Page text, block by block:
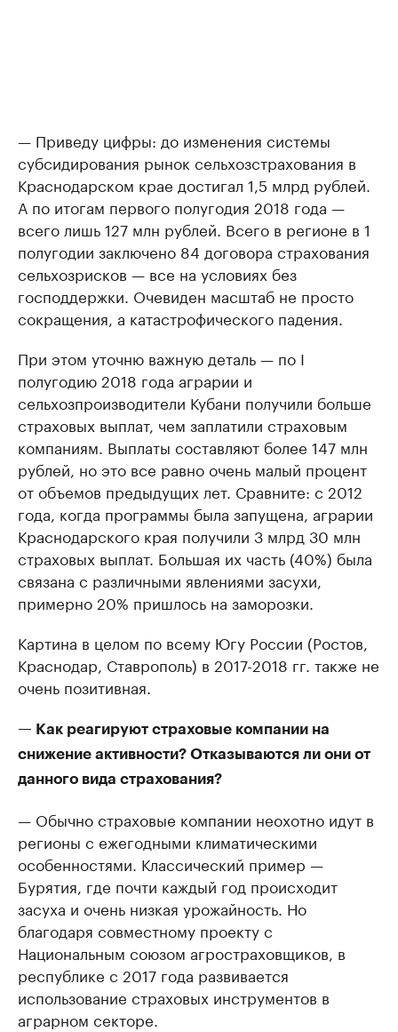
— Приведу цифры: до изменения системы
субсидирования рынок сельхозстрахования в
Краснодарском крае достигал 1,5 млрд рублей.
А по итогам первого полугодия 2018 года —
всего лишь 127 млн рублей. Всего в регионе в 1
полугодии заключено 84 договора страхования
сельхозрисков — все на условиях без
господдержки. Очевиден масштаб не просто
сокращения, а катастрофического падения.
При этом уточню важную деталь — по I
полугодию 2018 года аграрии и
сельхозпроизводители Кубани получили больше
страховых выплат, чем заплатили страховым
компаниям. Выплаты составляют более 147 млн
рублей, но это все равно очень малый процент
от объемов предыдущих лет. Сравните: с 2012
года, когда программы была запущена, аграрии
Краснодарского края получили 3 млрд 30 млн
страховых выплат. Большая их часть (40%) была
связана с различными явлениями засухи,
примерно 20% пришлось на заморозки.
Картина в целом по всему Югу России (Ростов,
Краснодар, Ставрополь) в 2017-2018 гг. также не
очень позитивная.
— Как реагируют страховые компании на
снижение активности? Отказываются ли они от
данного вида страхования?
— Обычно страховые компании неохотно идут в
регионы с ежегодными климатическими
особенностями. Классический пример —
Бурятия, где почти каждый год происходит
засуха и очень низкая урожайность. Но
благодаря совместному проекту с
Национальным союзом агростраховщиков, в
республике с 2017 года развивается
использование страховых инструментов в
аграрном секторе.